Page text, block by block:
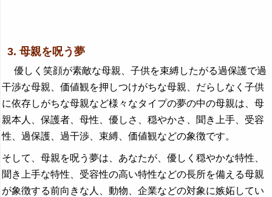
3. 母親を呪う夢
優しく笑顔が素敵な母親、子供を束縛したがる過保護で過
干渉な母親、価値観を押しつけがちな母親、だらしなく子供
に依存しがちな母親など様々なタイプの夢の中の母親は、母
親本人、保護者、母性、優しさ、穏やかさ、聞き上手、受容
性、過保護、過干渉、束縛、価値観などの象徴です。
そして、母親を呪う夢は、あなたが、優しく穏やかな特性、
聞き上手な特性、受容性の高い特性などの長所を備える母親
が象徴する前向きな人、動物、企業などの対象に嫉妬してい